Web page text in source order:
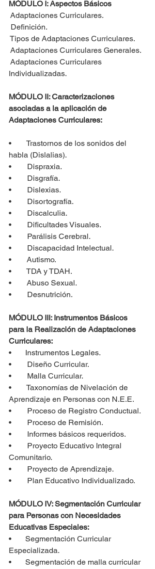
MÓDULO I: Aspectos Básicos
Adaptaciones Curriculares.
Definición.
Tipos de Adaptaciones Curriculares.
Adaptaciones Curriculares Generales.
Adaptaciones Curriculares
Individualizadas.
MÓDULO II: Caracterizaciones
asociadas a la aplicación de
Adaptaciones Curriculares:
•        Trastornos de los sonidos del
habla (Dislalias).
•        Dispraxia.
•        Disgrafía.
•        Dislexias.
•        Disortografía.
•        Discalculia.
•        Dificultades Visuales.
•        Parálisis Cerebral.
•        Discapacidad Intelectual.
•        Autismo.
•        TDA y TDAH.
•        Abuso Sexual.
•        Desnutrición.
MÓDULO III: Instrumentos Básicos
para la Realización de Adaptaciones
Curriculares:
•       Instrumentos Legales.
•        Diseño Curricular.
•        Malla Curricular.
•        Taxonomías de Nivelación de
Aprendizaje en Personas con N.E.E.
•        Proceso de Registro Conductual.
•        Proceso de Remisión.
•        Informes básicos requeridos.
•        Proyecto Educativo Integral
Comunitario.
•        Proyecto de Aprendizaje.
•        Plan Educativo Individualizado.
MÓDULO IV: Segmentación Curricular
para Personas con Necesidades
Educativas Especiales:
•       Segmentación Curricular
Especializada.
•       Segmentación de malla curricular